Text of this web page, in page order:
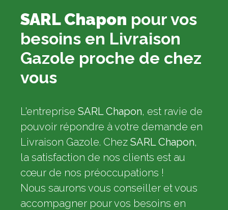
SARL Chapon pour vos
besoins en Livraison
Gazole proche de chez
vous
L'entreprise SARL Chapon, est ravie de
pouvoir répondre à votre demande en
Livraison Gazole. Chez SARL Chapon,
la satisfaction de nos clients est au
cœur de nos préoccupations !
Nous saurons vous conseiller et vous
accompagner pour vos besoins en